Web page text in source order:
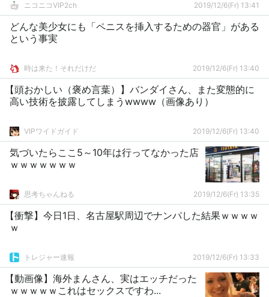
ニコニコVIP2ch 2019/12/6(Fr) 13:41
どんな美少女にも「ペニスを挿入するための器官」がある
という事実
時は来た！それだけだ 2019/12/6(Fr) 13:40
【頭おかしい（褒め言葉）】バンダイさん、また変態的に
高い技術を披露してしまうwwww（画像あり）
VIPワイドガイド 2019/12/6(Fr) 13:40
気づいたらここ5～10年は行ってなかった店
ｗｗｗｗｗｗｗ
思考ちゃんねる 2019/12/6(Fr) 13:35
【衝撃】今日1日、名古屋駅周辺でナンパした結果ｗｗｗｗ
ｗ
トレジャー速報 2019/12/6(Fr) 13:33
【動画像】海外まんさん、実はエッチだった
ｗｗｗｗｗこれはセックスですわ...